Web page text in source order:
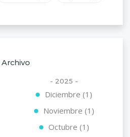
Archivo
- 2025 -
Diciembre (1)
Noviembre (1)
Octubre (1)